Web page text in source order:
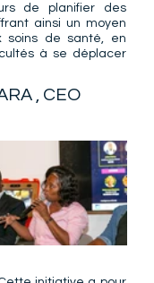
de planifier des
ainsi un moyen
soins de santé, en
à se déplacer
, CEO